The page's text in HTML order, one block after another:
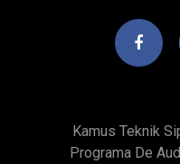
Kamus Teknik
Programa De